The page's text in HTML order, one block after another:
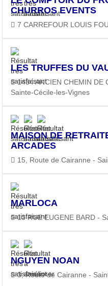
CHURROS EVENTS
7 CARREFOUR LOUIS
LES TRUFFES DU
1434 ANCIEN CHEMIN DE
Sainte-Cécile-les-Vignes
MAISON DE
ARCADES
15, Route de Cairanne -
MARLOCA
13 RUE EUGENE BARD -
NGUYEN NOAN
3, Route de Cairanne -